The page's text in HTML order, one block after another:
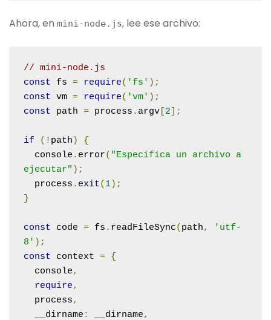
Ahora, en mini-node . js, lee ese archivo:
// mini-node.js
const fs = require( 'fs' );
const vm = require( 'vm' );
const path = process . argv 2 ];
if (! path )
{
  console
. error( "Especifica un archivo a
ejecutar" );
  process
. exit( 1);
}
const code = fs . readFileSync( path,
'utf-
8' );
const context = {
  console
,
require,
  process
,
  __dirname
: __dirname,